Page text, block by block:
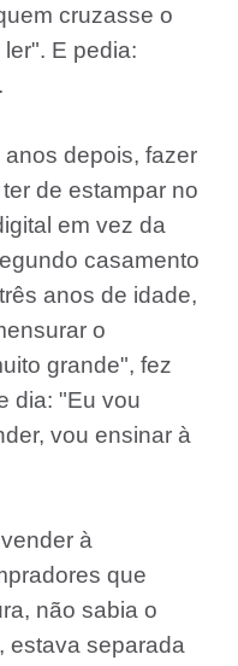
cruzasse o
E pedia:
anos depois, fazer
de estampar no
em vez da
casamento
anos de idade,
o
grande", fez
dia: "Eu vou
vou ensinar à
à
que
não sabia o
estava separada